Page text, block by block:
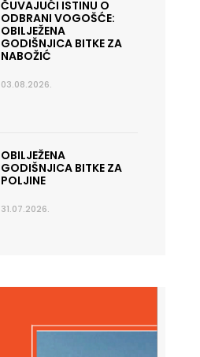
ČUVAJUĆI ISTINU O
ODBRANI VOGOŠĆE:
OBILJEŽENA
GODIŠNJICA BITKE ZA
NABOŽIĆ
03.08.2026.
OBILJEŽENA
GODIŠNJICA BITKE ZA
POLJINE
31.07.2026.